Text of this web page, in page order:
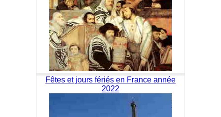
Fêtes et jours fériés en France année
2022